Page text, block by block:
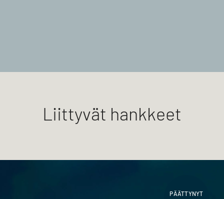
Liittyvät hankkeet
PÄÄTTYNYT